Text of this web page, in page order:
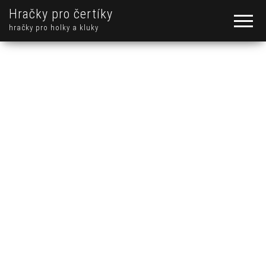
Hračky pro čertíky
hračky pro holky a kluky